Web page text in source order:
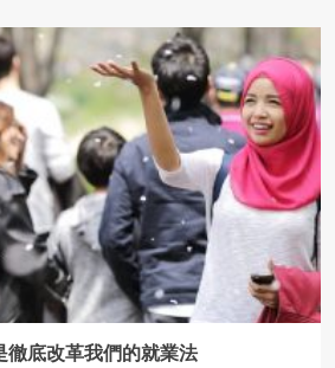
底改革我們的就業法